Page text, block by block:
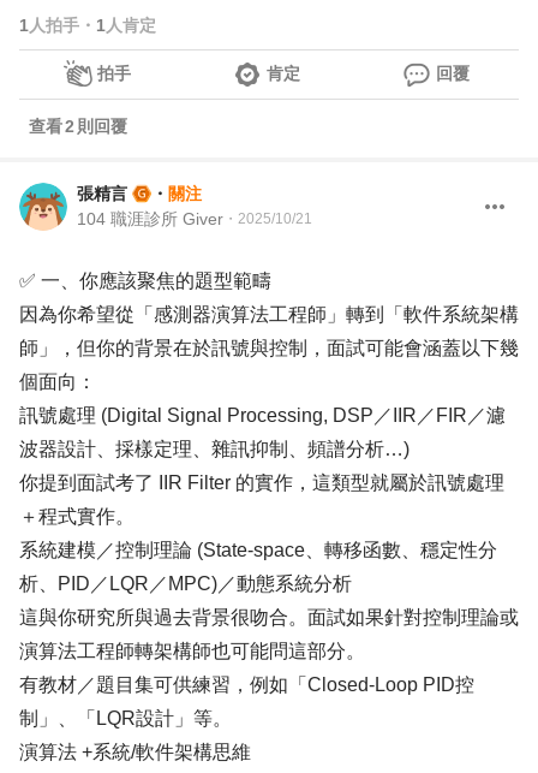
1 人拍手 ・ 1 人肯定
拍手 肯定 回覆
查看2 則回覆
張精言 ・ 關注
104 職涯診所 Giver ・ 2025/10/21
✅ 一、你應該聚焦的題型範疇
因為你希望從「感測器演算法工程師」轉到「軟件系統架構
師」，但你的背景在於訊號與控制，面試可能會涵蓋以下幾
個面向：
訊號處理 (Digital Signal Processing, DSP／IIR／FIR／濾
波器設計、採樣定理、雜訊抑制、頻譜分析…)
你提到面試考了 IIR Filter 的實作，這類型就屬於訊號處理
＋程式實作。
系統建模／控制理論 (State-space、轉移函數、穩定性分
析、PID／LQR／MPC)／動態系統分析
這與你研究所與過去背景很吻合。面試如果針對控制理論或
演算法工程師轉架構師也可能問這部分。
有教材／題目集可供練習，例如「Closed-Loop PID控
制」、「LQR設計」等。
演算法 +系統/軟件架構思維